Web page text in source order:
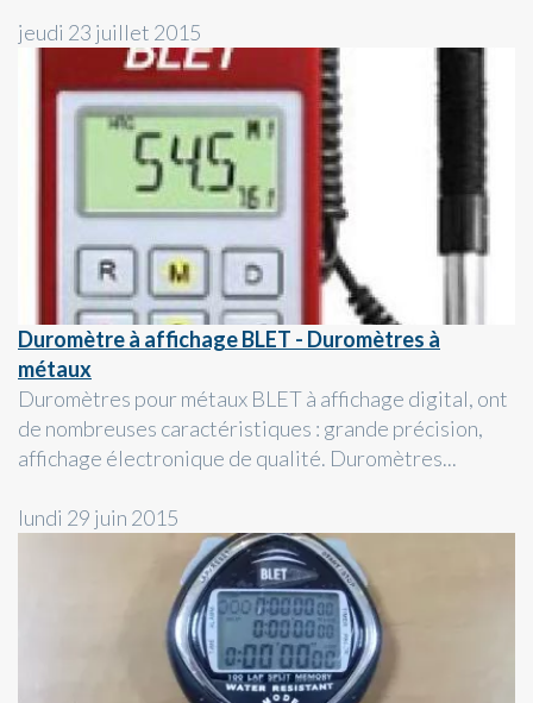
jeudi 23 juillet 2015
Duromètre à affichage BLET - Duromètres à
métaux
Duromètres pour métaux BLET à affichage digital, ont
de nombreuses caractéristiques : grande précision,
affichage électronique de qualité. Duromètres...
lundi 29 juin 2015